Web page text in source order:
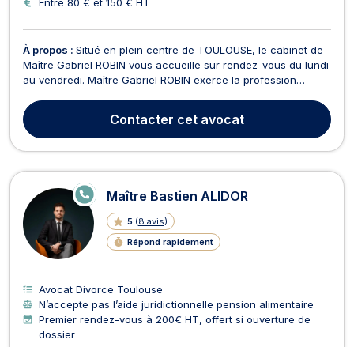
À propos : Situé en plein centre de TOULOUSE, le cabinet de
Maître Gabriel ROBIN vous accueille sur rendez-vous du lundi
au vendredi. Maître Gabriel ROBIN exerce la profession
généraliste pour satisfaire l'ensemble de ses clients. Qu'il
s'agisse de particuliers, de professionn...
Contacter cet avocat
Maître Bastien ALIDOR
5 (8 avis)
Répond rapidement
E
N
E
Avocat Divorce Toulouse
N’accepte pas l’aide juridictionnelle pension alimentaire
Premier rendez-vous à 200€ HT, offert si ouverture de
dossier